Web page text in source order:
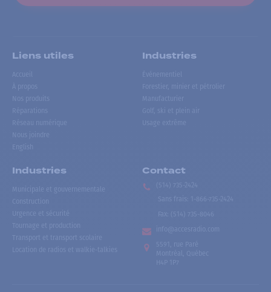
Liens utiles
Accueil
À propos
Nos produits
Réparations
Réseau numérique
Nous joindre
English
Industries
Événementiel
Forestier, minier et pétrolier
Manufacturier
Golf, ski et plein air
Usage extrême
Industries
Municipale et gouvernementale
Construction
Urgence et sécurité
Tournage et production
Transport et transport scolaire
Location de radios et walkie-talkies
Contact
(514) 735-2424
Sans frais
1-866-735-2424
Fax:
(514) 735-8046
info@accesradio.com
5591, rue Paré
Montréal, Québec
H4P 1P7